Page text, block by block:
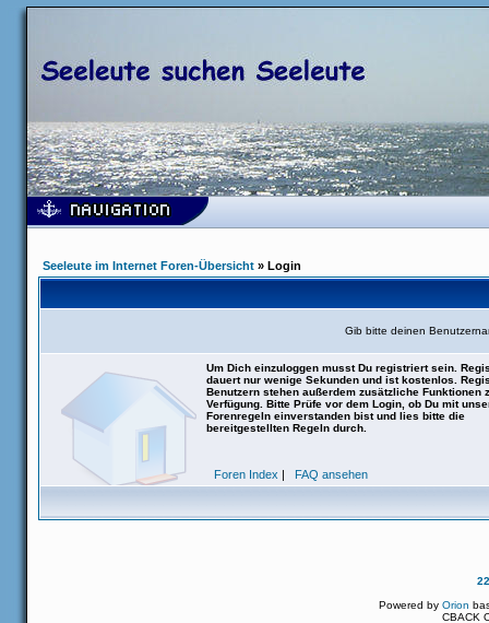
Seeleute im Internet Foren-Übersicht » Login
Gib bitte deinen
Um Dich einzuloggen musst Du registriert sein.
dauert nur wenige Sekunden und ist kostenlos.
Benutzern stehen außerdem zusätzliche Funktionen
Verfügung. Bitte Prüfe vor dem Login, ob Du mit
Forenregeln einverstanden bist und lies bitte die
bereitgestellten Regeln durch.
Foren Index | FAQ ansehen
Powered byOrion
CBACK